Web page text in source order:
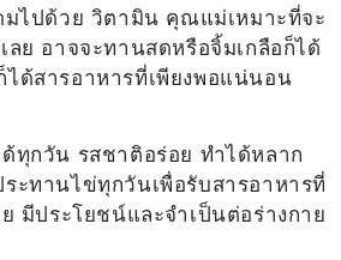
มไปด้วย วิตามิน คุณแม่เหมาะที่จะ
ลย อาจจะทานสดหรือจิ้มเกลือก็ได้
ด้สารอาหารที่เพียงพอแน่นอน
ทุกวัน รสชาติอร่อย ทำได้หลาก
ะทานไข่ทุกวันเพื่อรับสารอาหารที่
มีประโยชน์และจำเป็นต่อร่างกาย